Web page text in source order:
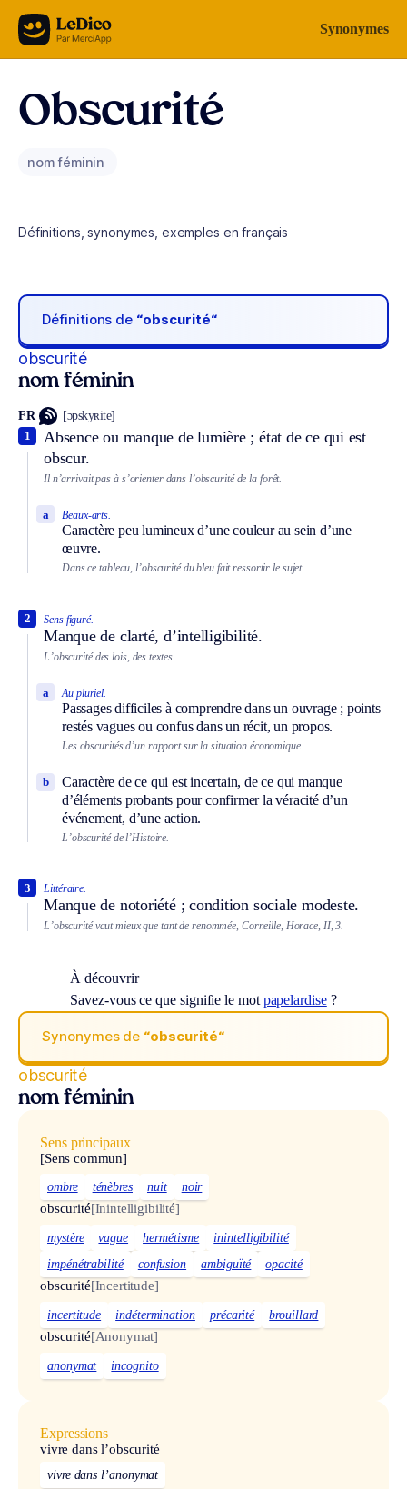
Aller au contenu Synonymes
Obscurité
nom féminin
Définitions, synonymes, exemples en français
Définitions de “obscurité“
obscurité
nom féminin
FR [ɔpskyʀite]
Absence ou manque de lumière ; état de ce qui est
obscur.
1
Il n’arrivait pas à s’orienter dans l’obscurité de la forêt.
Beaux-arts.
Caractère peu lumineux d’une couleur au sein d’une
œuvre.
a
Dans ce tableau, l’obscurité du bleu fait ressortir le sujet.
Sens figuré.
Manque de clarté, d’intelligibilité.
2
L’obscurité des lois, des textes.
Au pluriel.
Passages difficiles à comprendre dans un ouvrage ; points
restés vagues ou confus dans un récit, un propos.
a
Les obscurités d’un rapport sur la situation économique.
Caractère de ce qui est incertain, de ce qui manque
d’éléments probants pour confirmer la véracité d’un
événement, d’une action.
b
L’obscurité de l’Histoire.
Littéraire.
Manque de notoriété ; condition sociale modeste.
3
L’obscurité vaut mieux que tant de renommée, Corneille, Horace, II, 3.
À découvrir
Savez-vous ce que signifie le mot papelardise?
Synonymes de “obscurité“
obscurité
nom féminin
Sens principaux
[Sens commun]
ombre ténèbres nuit noir
obscurité[Inintelligibilité]
mystère vague hermétisme
inintelligibilité
impénétrabilité
confusion ambiguïté opacité
obscurité[Incertitude]
incertitude indétermination précarité brouillard
obscurité[Anonymat]
anonymat incognito
Expressions
vivre dans l’obscurité
vivre dans l’anonymat